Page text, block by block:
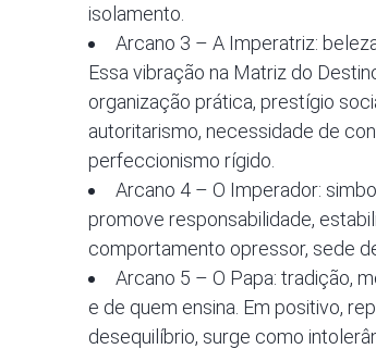
isolamento.
Arcano 3 – A Imperatriz:
Essa vibração na Matriz do
organização prática, prestígio
autoritarismo, necessidade de
perfeccionismo rígido.
Arcano 4 – O Imperador:
promove responsabilidade,
comportamento opressor, sede
Arcano 5 – O Papa: tradição,
e de quem ensina. Em positivo,
desequilíbrio, surge como